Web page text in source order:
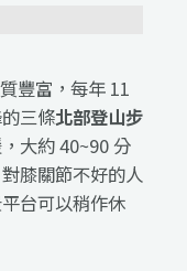
豐富，每年 11
三條北部登山步
大約 40~90 分
膝關節不好的人
台可以稍作休